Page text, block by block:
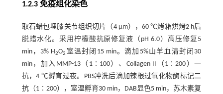
1.2.3 免疫组化染色
取石蜡包埋膝关节组织切片（4 μm），60 ℃烤箱烘烤2 h后
脱蜡水化。采用柠檬酸抗原修复液（pH 6.0）高压修复5
min，3% H2O2 室温封闭15 min。滴加5%山羊血清封闭30
min，加入MMP-13（1∶100）、Collagen II（1∶200）一
抗，4 ℃孵育过夜。PBS冲洗后滴加辣根过氧化物酶标记二
抗（1∶200），室温孵育30 min，DAB显色5 min，苏木素复